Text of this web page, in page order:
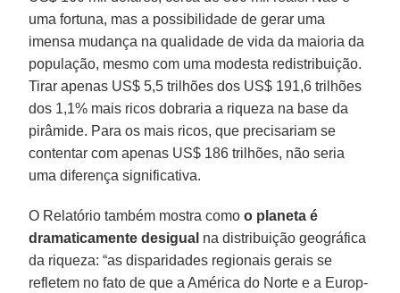
uma fortuna, mas a possibilidade de gerar uma
imensa mudança na qualidade de vida da maioria da
população, mesmo com uma modesta redistribuição.
Tirar apenas US$ 5,5 trilhões dos US$ 191,6 trilhões
dos 1,1% mais ricos dobraria a riqueza na base da
pirâmide. Para os mais ricos, que precisariam se
contentar com apenas US$ 186 trilhões, não seria
uma diferença significativa.
O Relatório também mostra comoo planeta é
dramaticamente desigual na distribuição geográfica
da riqueza: “as disparidades regionais gerais se
refletem no fato de que a América do Norte e a Europ­